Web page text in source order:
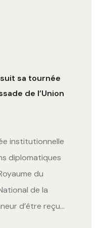
sa tournée
de l’Union
institutionnelle
diplomatiques
du
de la
d’être reçu…